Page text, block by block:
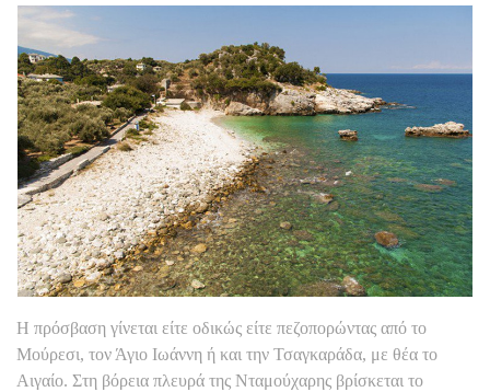
Η πρόσβαση γίνεται είτε οδικώς είτε πεζοπορώντας από το
Μούρεσι, τον Άγιο Ιωάννη ή και την Τσαγκαράδα, με θέα το
Αιγαίο. Στη βόρεια πλευρά της Νταμούχαρης βρίσκεται το